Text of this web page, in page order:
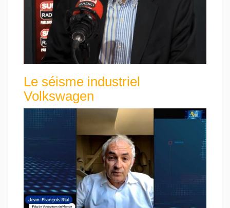
Le séisme industriel
Volkswagen